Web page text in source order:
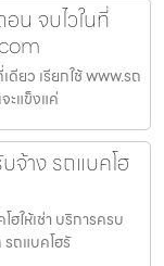
น จบไวในที่
ยว เรียกใช้ www.รถ
ะแข็งแค่
จ้าง รถแบคโฮ
ให้เช่า บริการครบ
รถแบคโฮรั